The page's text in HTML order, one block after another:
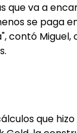
que va a
se paga
contó
que